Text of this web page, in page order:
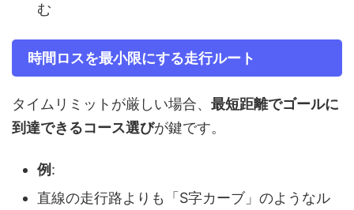
む
時間ロスを最小限にする走行ルート
タイムリミットが厳しい場合、 最短距離でゴールに
到達できるコース選びが鍵です。
例:
直線の走行路よりも「S字カーブ」のようなル